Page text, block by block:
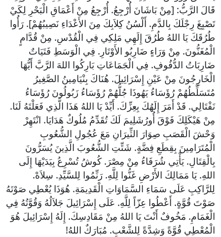
قَالَ الرَّبُّ: [مِنْ بَاشَانَ أُرْجِعُ. أُرْجِعُ مِنْ أَعْمَاقِ الْبَحْرِ لِكَيْ
تَصْبِغَ رِجْلَكَ بِالدَّمِ. أَلْسُنُ كِلاَبِكَ مِنَ الأَعْدَاءِ نَصِيبُهُمْ]. رَأُوا
طُرُقَكَ يَا اللهُ طُرُقَ إِلَهِي مَلِكِي فِي الْقُدْسِ. مِنْ قُدَّامٍ
الْمُغَنُّونَ. مِنْ وَرَاءٍ ضَارِبُو الأَوْتَارِ. فِي الْوَسَطِ فَتَيَاتٌ
ضَارِبَاتُ الدُّفُوفِ. فِي الْجَمَاعَاتِ بَارِكُوا اللهَ الرَّبَّ أَيُّهَا
الْخَارِجُونَ مِنْ عَيْنِ إِسْرَائِيلَ. هُنَاكَ بِنْيَامِينُ الصَّغِيرُ
مُتَسَلِّطُهُمْ رُؤَسَاءُ يَهُوذَا جُلُّهُمْ رُؤَسَاءُ زَبُولُونَ رُؤَسَاءُ
نَفْتَالِي. قَدْ أَمَرَ إِلَهُكَ بِعِزِّكَ. أَيِّدْ يَا اللهُ هَذَا الَّذِي فَعَلْتَهُ لَنَا.
مِنْ هَيْكَلِكَ فَوْقَ أُورُشَلِيمَ لَكَ تُقَدِّمُ مُلُوكٌ هَدَايَا. انْتَهِرْ
وَحْشَ الْقَصَبِ صِوَارَ الثِّيرَانِ مَعَ عُجُولِ الشُّعُوبِ
الْمُتَرَامِينَ بِقِطَعِ فِضَّةٍ. شَتِّتِ الشُّعُوبَ الَّذِينَ يُسَرُّونَ
بِالْقِتَالِ. يَأْتِي شُرَفَاءُ مِنْ مِصْرَ. كُوشُ تُسْرِعُ بِيَدَيْهَا إِلَى
اللهِ. يَا مَمَالِكَ الأَرْضِ غَنُّوا لِلَّهِ. رَنِّمُوا لِلسَّيِّدِ. سِلاَهْ.
لِلرَّاكِبِ عَلَى سَمَاءِ السَّمَاوَاتِ الْقَدِيمَةِ. هُوَذَا يُعْطِي صَوْتَهُ
صَوْتَ قُوَّةٍ. أَعْطُوا عِزّاً لِلَّهِ. عَلَى إِسْرَائِيلَ جَلاَلُهُ وَقُوَّتُهُ فِي
الْغَمَامِ. مَخُوفٌ أَنْتَ يَا اللهُ مِنْ مَقَادِسِكَ. إِلَهُ إِسْرَائِيلَ هُوَ
الْمُعْطِي قُوَّةً وَشِدَّةً لِلشَّعْبِ. مُبَارَكٌ اللهُ!